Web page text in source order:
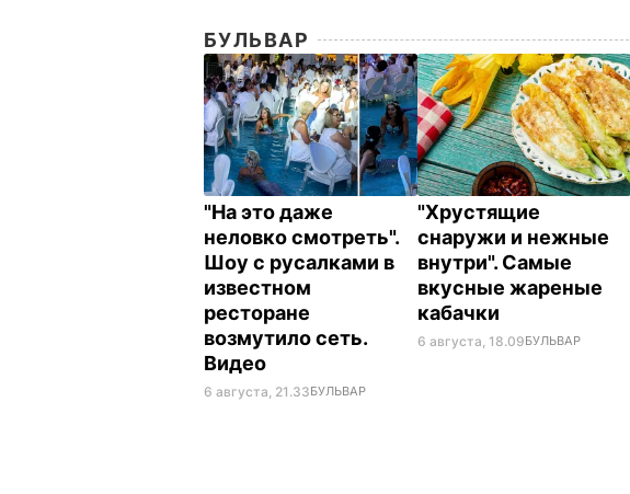
БУЛЬВАР
"На это даже
неловко смотреть".
Шоу с русалками в
известном
ресторане
возмутило сеть.
Видео
6 августа, 21.33БУЛЬВАР
"Хрустящие
снаружи и нежные
внутри". Самые
вкусные жареные
кабачки
6 августа, 18.09БУЛЬВАР